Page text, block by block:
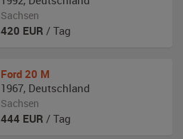
Sachsen
420 EUR / Tag
Ford 20 M
1967, Deutschland
Sachsen
444 EUR / Tag